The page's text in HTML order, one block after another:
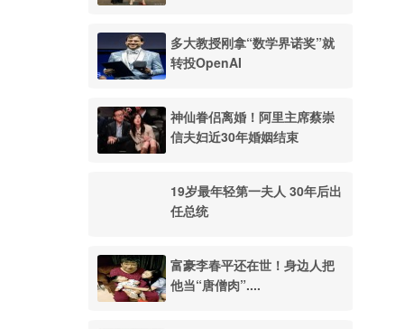
多大教授刚拿“数学界诺奖”就
转投OpenAI
神仙眷侣离婚！阿里主席蔡崇
信夫妇近30年婚姻结束
19岁最年轻第一夫人 30年后出
任总统
富豪李春平还在世！身边人把
他当“唐僧肉”....